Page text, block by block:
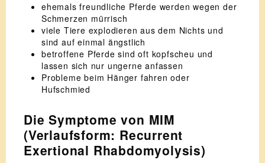
ehemals freundliche Pferde werden wegen der
Schmerzen mürrisch
viele Tiere explodieren aus dem Nichts und
sind auf einmal ängstlich
betroffene Pferde sind oft kopfscheu und
lassen sich nur ungerne anfassen
Probleme beim Hänger fahren oder
Hufschmied
Die Symptome von MIM
(Verlaufsform: Recurrent
Exertional Rhabdomyolysis)